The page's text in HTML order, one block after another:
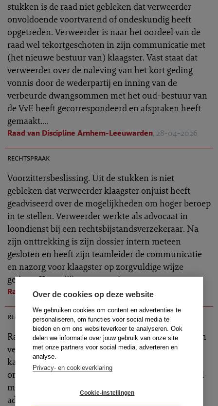
Over de cookies op deze website
We gebruiken cookies om content en advertenties te
personaliseren, om functies voor social media te
bieden en om ons websiteverkeer te analyseren. Ook
delen we informatie over jouw gebruik van onze site
met onze partners voor social media, adverteren en
analyse.
Privacy- en cookieverklaring
Cookie-instellingen
stukken is de raad niet gebleken dat verweerder
onvoldoende voortvarend of ondeskundig heeft
opgetreden. Verweerder is naar het oordeel van de
raad wel tekortgeschoten in zijn communicatie met
(het nieuwe bestuur van) klaagster. Vast staat dat
verweerder over de naleving van het kort geding
vonnis door de wederpartij en inning van de
verbeurde dwangsommen met het oud-bestuur van
de VvE heeft gecorrespondeerd en afspraken heeft
gemaakt....
Raad van Discipline Arnhem-Leeuwarden, 28-04-2026
rechtspraak
Voorzittersbeslissing. Uit de stukken is niet
gebleken dat verweerder klaagster onjuist heeft
geadviseerd over de mogelijkheden om hoger beroep
in te stellen. Verweerder werkte als advocaat in
loondienst bij een rechtsbijstandsverzekeraar. Na
zijn onttrekking is zijn dossier intern meteen
gesloten en heeft zijn teamleider de communicatie
en nazorg voor klaagster op zorgvuldige wijze
gedaan. Kennelijk ongegrond.
Raad van Discipline Arnhem-Leeuwarden, 20-04-2026
rechtspraak
Raadsbeslissing. De wederpartij van de cliënten van
verweerder was een vaste klant van een
kantoorgenoot van verweerder. Verweerder is
ondanks die wetenschap verder gegaan dan hij had
moeten gaan op grond van de regel dat het een
advocaat, behoudens bijzondere omstandigheden,